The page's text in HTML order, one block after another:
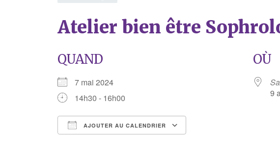
Atelier bien être
QUAND
7 mai 2024
14h30 - 16h00
AJOUTER AU CALENDRIER
OÙ
9